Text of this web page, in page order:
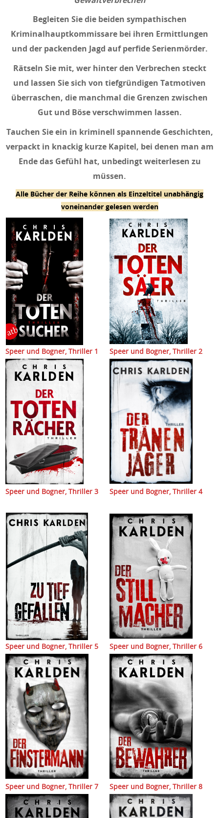
Begleiten Sie die beiden sympathischen
Kriminalhauptkommissare bei ihren Ermittlungen
und der packenden Jagd auf perfide Serienmörder.
Rätseln Sie mit, wer hinter den Verbrechen steckt
und lassen Sie sich von tiefgründigen Tatmotiven
überraschen, die manchmal die Grenzen zwischen
Gut und Böse verschwimmen lassen.
Tauchen Sie ein in kriminell spannende Geschichten,
verpackt in knackig kurze Kapitel, bei denen man am
Ende das Gefühl hat, unbedingt weiterlesen zu
müssen.
Alle Bücher der Reihe können als Einzeltitel unabhängig
voneinander gelesen werden
Speer und Bogner, Thriller 1 Speer und Bogner, Thriller 2
Speer und Bogner, Thriller 3 Speer und Bogner, Thriller 4
Speer und Bogner, Thriller 5 Speer und Bogner, Thriller 6
Speer und Bogner, Thriller 7 Speer und Bogner, Thriller 8